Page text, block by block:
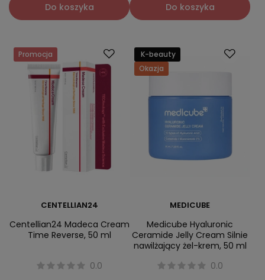
Do koszyka Do koszyka
Promocja
CENTELLIAN24
Centellian24 Madeca Cream
Time Reverse, 50 ml
0.0
K-beauty
Okazja
MEDICUBE
Medicube Hyaluronic
Ceramide Jelly Cream Silnie
nawilżający żel-krem, 50 ml
0.0